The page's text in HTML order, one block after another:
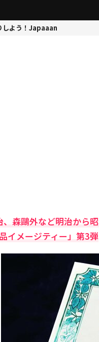
しよう！Japaaan
、森鷗外など明治から
イメージティー」第3弾